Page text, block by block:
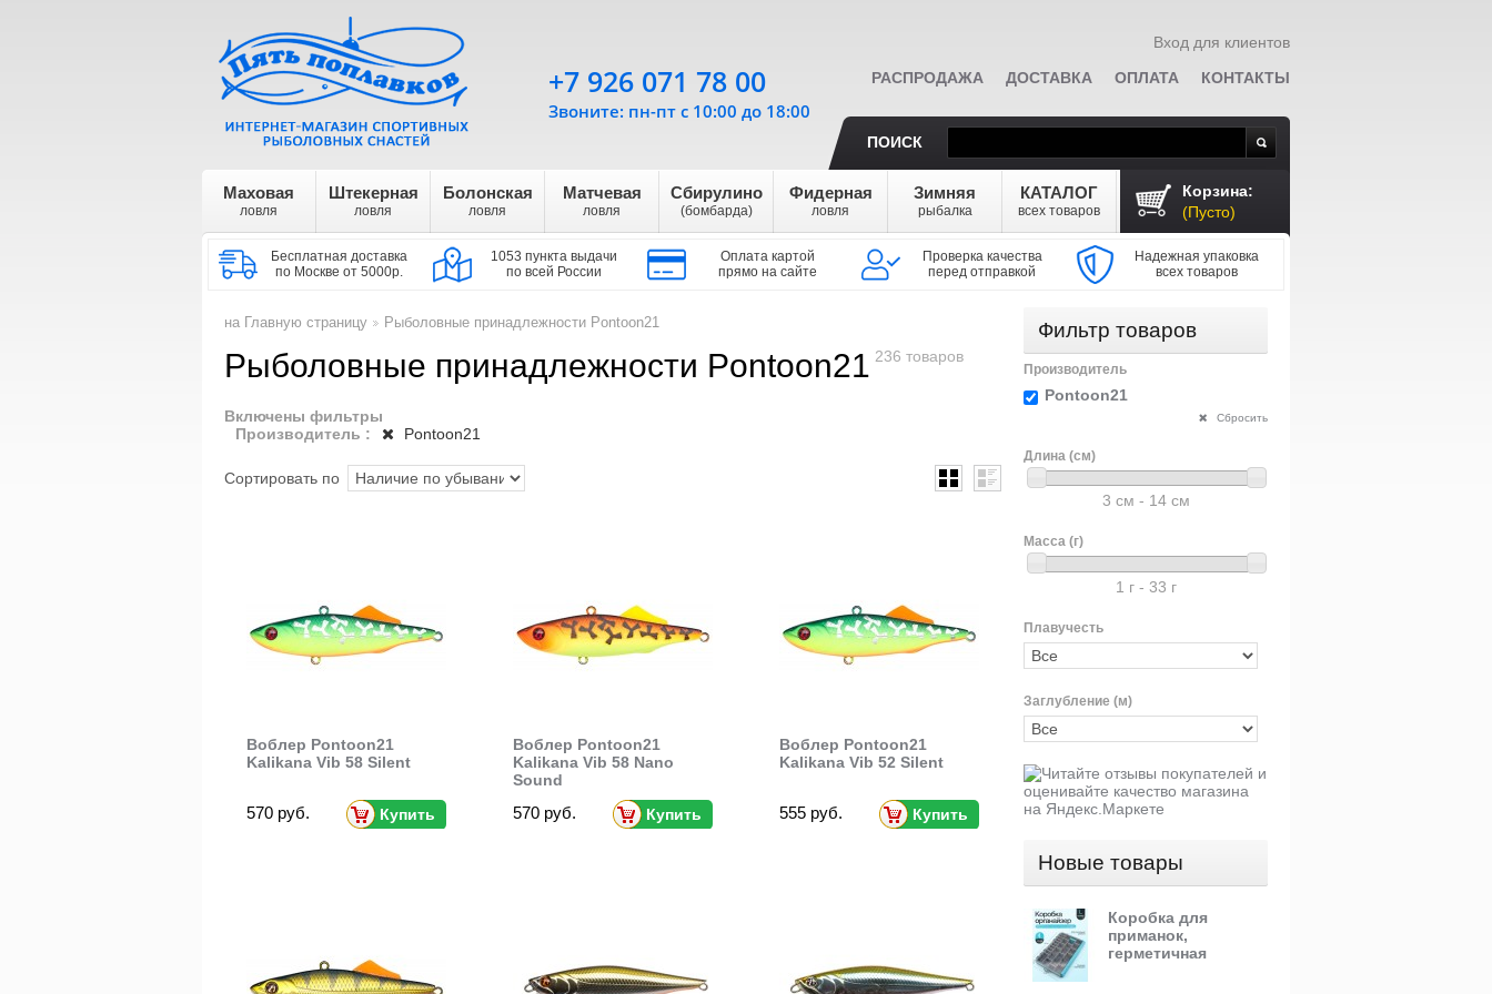
Вход для клиентов
Корзина:
(Пусто)
РАСПРОДАЖА ДОСТАВКА ОПЛАТА КОНТАКТЫ
ПОИСК
Маховая
ловля
Штекерная
ловля
Болонская
ловля
Матчевая
ловля
Сбирулино
(бомбарда)
Фидерная
ловля
Зимняя
рыбалка
КАТАЛОГ
всех товаров
Бесплатная доставка
по Москве от 5000р.
1053 пункта выдачи
по всей России
Оплата картой
прямо на сайте
Проверка качества
перед отправкой
Надежная упаковка
всех товаров
+7 926 071 78 00
Звоните: пн-пт с 10:00 до 18:00
на Главную страницу
Рыболовные принадлежности Pontoon21
Рыболовные принадлежности Pontoon21 236 товаров
Включены фильтры
Производитель :
Pontoon21
Сортировать по
Воблер Pontoon21
Kalikana Vib 58 Silent
570 руб. Купить
Воблер Pontoon21
Kalikana Vib 58 Nano
Sound
570 руб. Купить
Воблер Pontoon21
Kalikana Vib 52 Silent
555 руб. Купить
Фильтр товаров
Производитель
Pontoon21
Сбросить
Длина (см)
3 см - 14 см
Масса (г)
1 г - 33 г
Плавучесть
Заглубление (м)
Новые товары
Коробка для
приманок,
герметичная